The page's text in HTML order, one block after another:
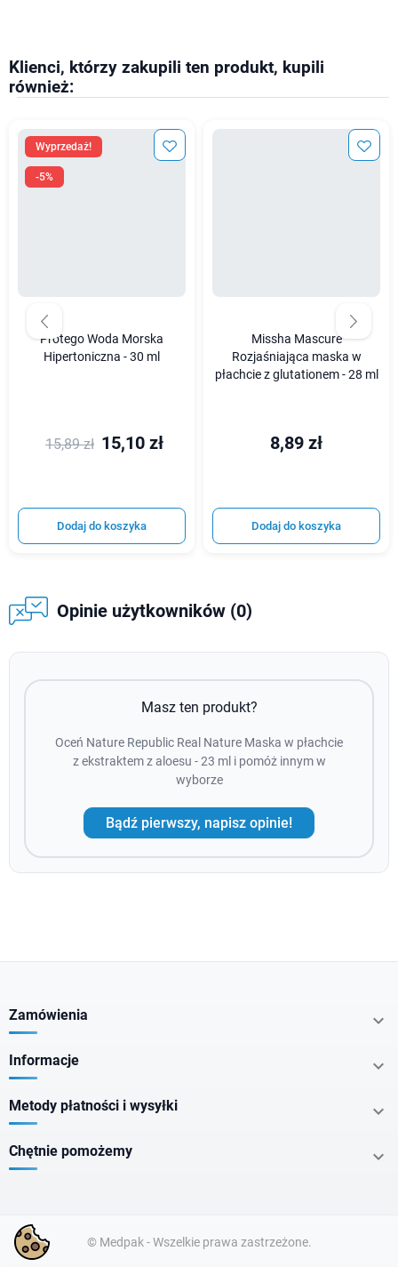
Klienci, którzy zakupili ten produkt, kupili
również:
Wyprzedaż!
-5%
Protego Woda Morska
Hipertoniczna - 30 ml
15,89 zł 15,10 zł
Dodaj do koszyka
Missha Mascure
Rozjaśniająca maska w
płachcie z glutationem - 28 ml
8,89 zł
Dodaj do koszyka
Opinie użytkowników (0)
Masz ten produkt?
Oceń Nature Republic Real Nature Maska w płachcie
z ekstraktem z aloesu - 23 ml i pomóż innym w
wyborze
Bądź pierwszy, napisz opinie!
Zamówienia 
Informacje 
Metody płatności i wysyłki 
Chętnie pomożemy 
© Medpak - Wszelkie prawa zastrzeżone.